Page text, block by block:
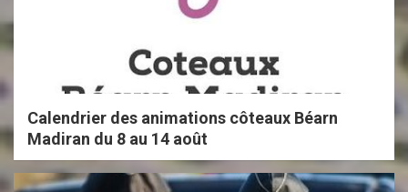
Calendrier des animations côteaux Béarn
Madiran du 8 au 14 août